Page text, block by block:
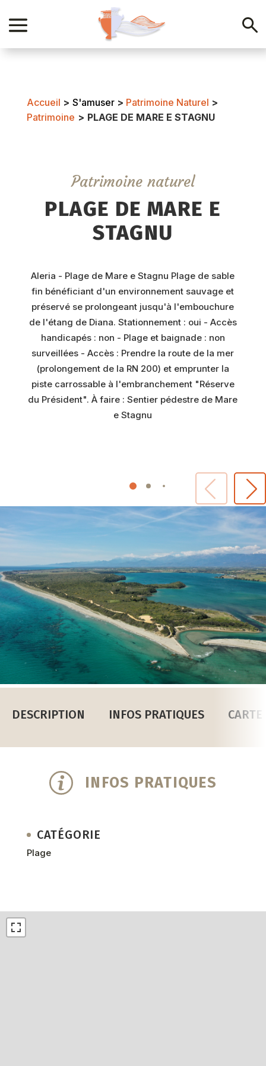
Accueil > S'amuser> Patrimoine Naturel >
Patrimoine > PLAGE DE MARE E STAGNU
Patrimoine naturel
PLAGE DE MARE E
STAGNU
Aleria - Plage de Mare e Stagnu Plage de sable
fin bénéficiant d'un environnement sauvage et
préservé se prolongeant jusqu'à l'embouchure
de l'étang de Diana. Stationnement : oui - Accès
handicapés : non - Plage et baignade : non
surveillées - Accès : Prendre la route de la mer
(prolongement de la RN 200) et emprunter la
piste carrossable à l'embranchement "Réserve
du Président". À faire : Sentier pédestre de Mare
e Stagnu
DESCRIPTION INFOS PRATIQUES CARTE
INFOS PRATIQUES
CATÉGORIE
Plage